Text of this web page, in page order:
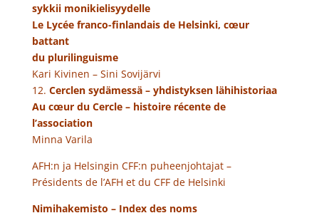
sykkii monikielisyydelle
Le Lycée franco-finlandais de Helsinki, cœur
battant
du plurilinguisme
Kari Kivinen – Sini Sovijärvi
12. Cerclen sydämessä – yhdistyksen lähihistoriaa
Au cœur du Cercle – histoire récente de
l’association
Minna Varila
AFH:n ja Helsingin CFF:n puheenjohtajat –
Présidents de l’AFH et du CFF de Helsinki
Nimihakemisto – Index des noms